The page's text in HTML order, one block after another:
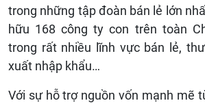
trong những tập đoàn bán lẻ lớn
hữu 168 công ty con trên toàn
trong rất nhiều lĩnh vực bán lẻ,
xuất nhập khẩu…
Với sự hỗ trợ nguồn vốn mạnh mẽ